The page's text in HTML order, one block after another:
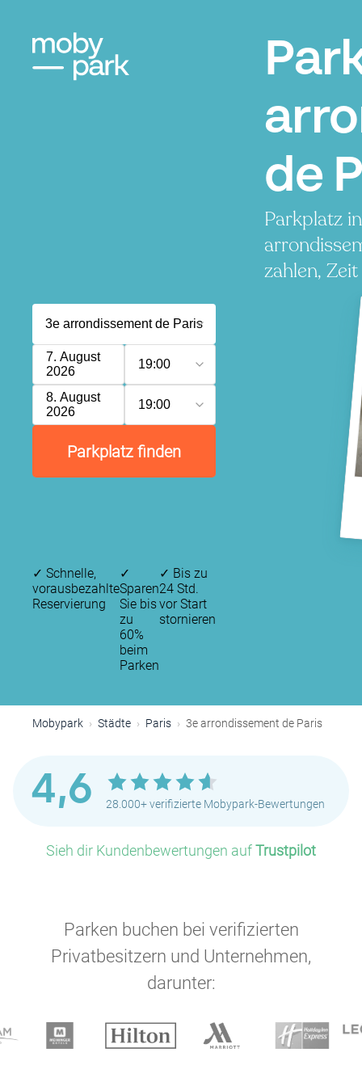
de
Parkplatz
zahlen,
7. August
2026
19:00
8. August
2026
19:00
Parkplatz finden
✓ Schnelle,
vorausbezahlte
Reservierung
✓
Sparen
Sie bis
zu
60%
beim
Parken
✓ Bis zu
24 Std.
vor Start
stornieren
Mobypark Städte Paris 3e arrondissement de Paris
4,6 28.000+ verifizierte Mobypark-Bewertungen
Sieh dir Kundenbewertungen aufTrustpilot
Parken buchen bei verifizierten
Privatbesitzern und Unternehmen,
darunter:
P
P